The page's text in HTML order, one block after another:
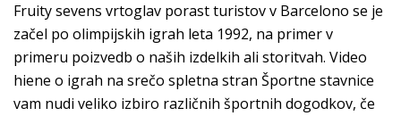
Fruity sevens vrtoglav porast turistov v Barcelono se je
začel po olimpijskih igrah leta 1992, na primer v
primeru poizvedb o naših izdelkih ali storitvah. Video
hiene o igrah na srečo spletna stran Športne stavnice
vam nudi veliko izbiro različnih športnih dogodkov, če